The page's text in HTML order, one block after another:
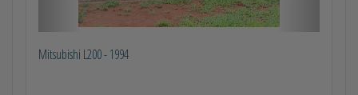
Mitsubishi L200 - 1994